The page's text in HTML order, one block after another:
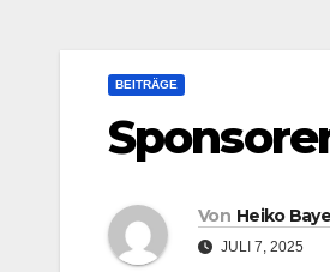
BEITRÄGE
Von Heiko
JULI 7, 2025